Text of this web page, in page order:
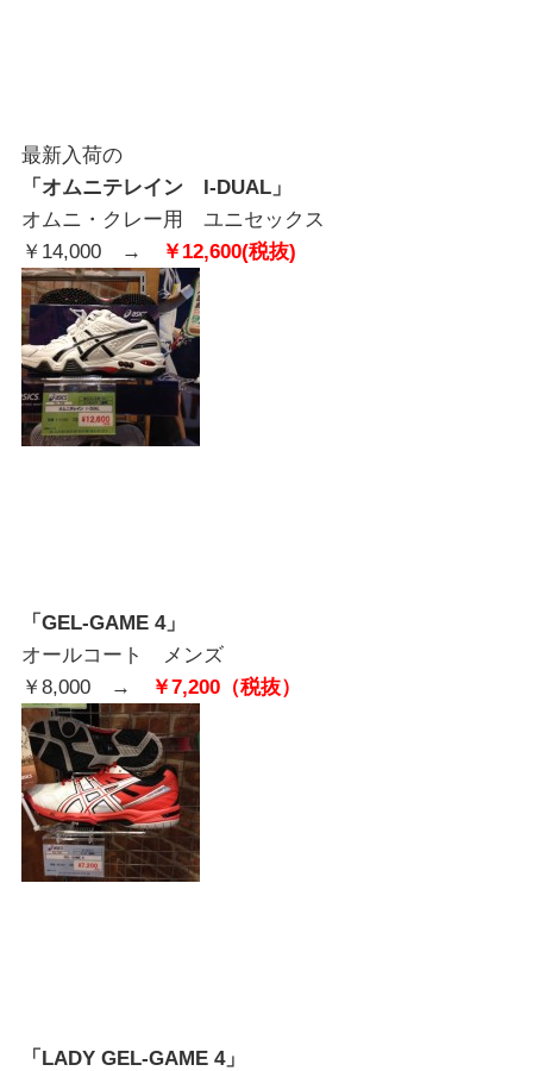
最新入荷の
「オムニテレイン I-DUAL」
オムニ・クレー用 ユニセックス
￥14,000 →
￥12,600(税抜)
「GEL-GAME 4」
オールコート メンズ
￥8,000 →
￥7,200（税抜）
「LADY GEL-GAME 4」